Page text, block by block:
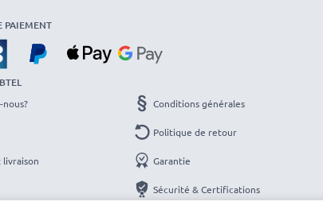
PAIEMENT
nous?
livraison
Conditions générales
Politique de retour
Garantie
Sécurité & Certifications